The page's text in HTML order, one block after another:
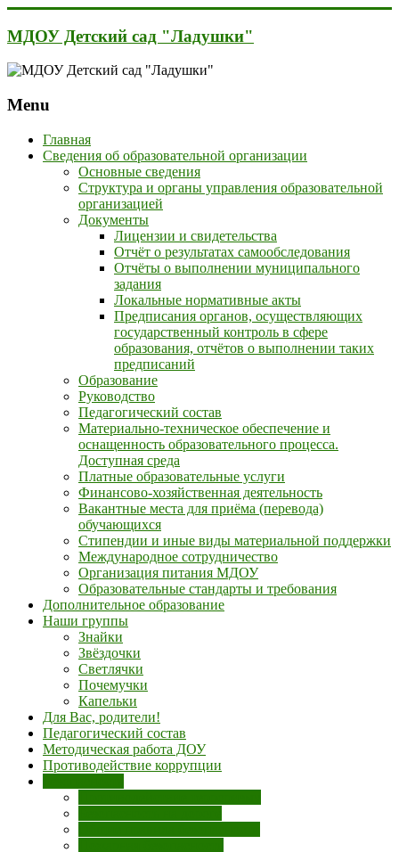
МДОУ Детский сад "Ладушки"
Menu
Главная
Сведения об образовательной организации
Основные сведения
Структура и органы управления образовательной
организацией
Документы
Лицензии и свидетельства
Отчёт о результатах самообследования
Отчёты о выполнении муниципального
задания
Локальные нормативные акты
Предписания органов, осуществляющих
государственный контроль в сфере
образования, отчётов о выполнении таких
предписаний
Образование
Руководство
Педагогический состав
Материально-техническое обеспечение и
оснащенность образовательного процесса.
Доступная среда
Платные образовательные услуги
Финансово-хозяйственная деятельность
Вакантные места для приёма (перевода)
обучающихся
Стипендии и иные виды материальной поддержки
Международное сотрудничество
Организация питания МДОУ
Образовательные стандарты и требования
Дополнительное образование
Наши группы
Знайки
Звёздочки
Светлячки
Почемучки
Капельки
Для Вас, родители!
Педагогический состав
Методическая работа ДОУ
Противодействие коррупции